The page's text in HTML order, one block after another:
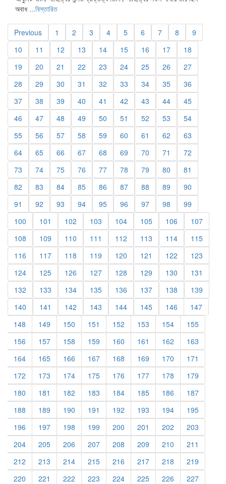
অবাধ...বিস্তারিত
Previous 1 2 3 4 5 6 7 8
9
10
11 12 13 14 15 16 17
18
19
20 21 22 23 24 25 26
27
28
29 30 31 32 33 34 35
36
37
38 39 40 41 42 43 44
45
46
47 48 49 50 51 52 53
54
55
56 57 58 59 60 61 62
63
64
65 66 67 68 69 70 71
72
73
74 75 76 77 78 79 80
81
82
83 84 85 86 87 88 89
90
91
92 93 94 95 96 97 98
99
100
101 102 103 104 105 106
107
108
109 110 111 112 113 114
115
116
117 118 119 120 121 122
123
124
125 126 127 128 129 130
131
132
133 134 135 136 137 138
139
140
141 142 143 144 145 146
147
148
149 150 151 152 153 154
155
156
157 158 159 160 161 162
163
164
165 166 167 168 169 170
171
172
173 174 175 176 177 178
179
180
181 182 183 184 185 186
187
188
189 190 191 192 193 194
195
196
197 198 199 200 201 202
203
204
205 206 207 208 209 210
211
212
213 214 215 216 217 218
219
220
221 222 223 224 225 226
227